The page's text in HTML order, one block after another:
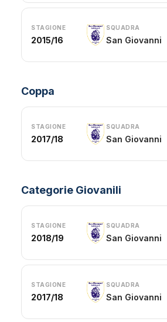
STAGIONE
2015/16
SQUADRA
San Giovanni
Coppa
STAGIONE
2017/18
SQUADRA
San Giovanni
Categorie Giovanili
STAGIONE
2018/19
SQUADRA
San Giovanni
STAGIONE
2017/18
SQUADRA
San Giovanni